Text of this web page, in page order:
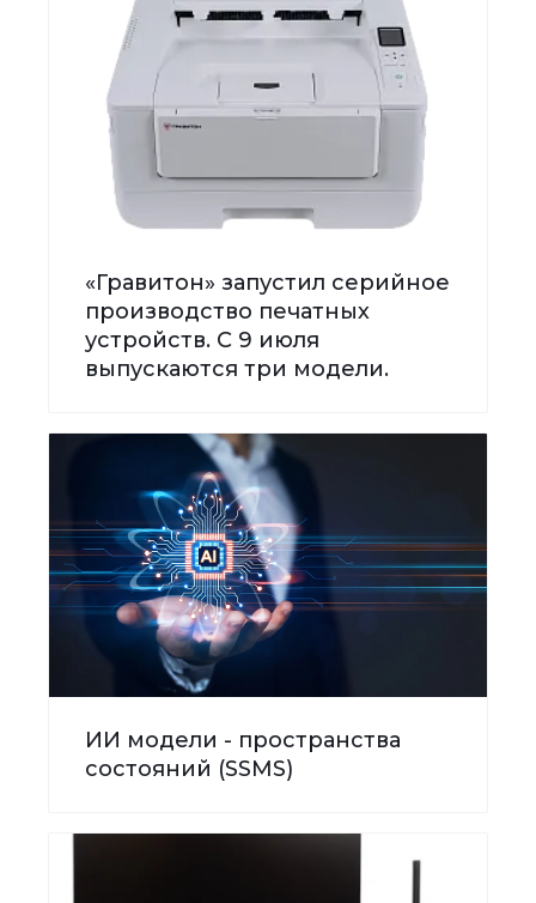
«Гравитон» запустил серийное
производство печатных
устройств. С 9 июля
выпускаются три модели.
ИИ модели - пространства
состояний (SSMS)